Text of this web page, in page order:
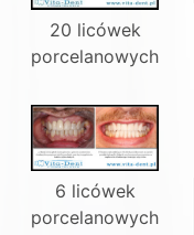
20 licówek
porcelanowych
6 licówek
porcelanowych